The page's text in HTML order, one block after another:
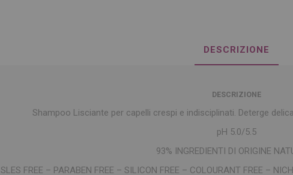
DESCRIZIONE
DESCRIZIONE
Shampoo Lisciante per capelli crespi e indisciplinati. Deterge
pH 5.0/5.5
93% INGREDIENTI DI ORIGINE
SLES FREE – PARABEN FREE – SILICON FREE – COLOURANT FREE –